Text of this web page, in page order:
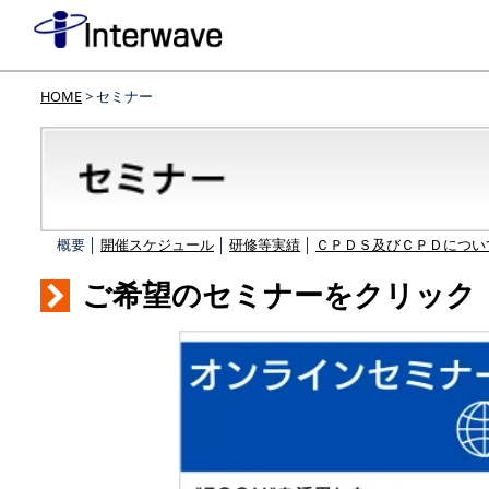
HOME> セミナー
概要 │ 開催スケジュール 研修等実績 ＣＰＤＳ及びＣＰＤにつ
ご希望のセミナーをクリック